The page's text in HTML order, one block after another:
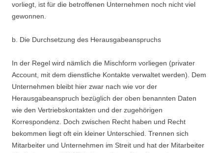
vorliegt, ist für die betroffenen Unternehmen noch nicht viel
gewonnen.
b. Die Durchsetzung des Herausgabeanspruchs
In der Regel wird nämlich die Mischform vorliegen (privater
Account, mit dem dienstliche Kontakte verwaltet werden). Dem
Unternehmen bleibt hier zwar nach wie vor der
Herausgabeanspruch bezüglich der oben benannten Daten
wie den Vertriebskontakten und der zugehörigen
Korrespondenz. Doch zwischen Recht haben und Recht
bekommen liegt oft ein kleiner Unterschied. Trennen sich
Mitarbeiter und Unternehmen im Streit und hat der Mitarbeiter